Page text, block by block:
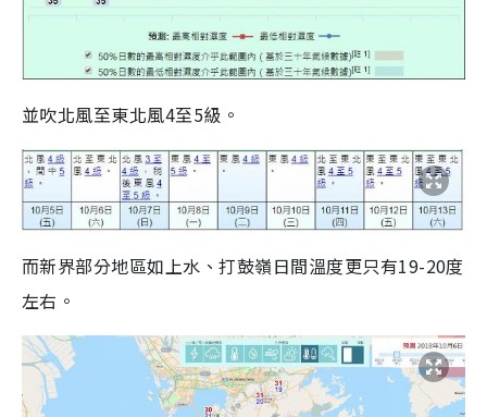
並吹北風至東北風4至5級。
而新界部分地區如上水、打鼓嶺日間溫度更只有19-20度
左右。